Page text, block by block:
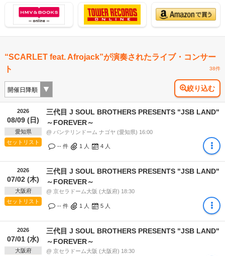
“SCARLET feat. Afrojack”が演奏されたライブ・コンサー
ト
38件
絞り込む
2026
08/09 (日)
愛知県
セットリスト
三代目 J SOUL BROTHERS PRESENTS "JSB LAND"
～FOREVER～
@ バンテリンドーム ナゴヤ (愛知県) 16:00
-- 件 1 人 4 人
2026
07/02 (木)
大阪府
セットリスト
三代目 J SOUL BROTHERS PRESENTS "JSB LAND"
～FOREVER～
@ 京セラドーム大阪 (大阪府) 18:30
-- 件 1 人 5 人
2026
07/01 (水)
大阪府
三代目 J SOUL BROTHERS PRESENTS "JSB LAND"
～FOREVER～
@ 京セラドーム大阪 (大阪府) 18:30